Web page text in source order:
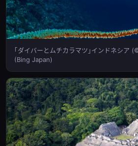
｢ダイバーとムチカラマツ｣インドネシア
(Bing Japan)